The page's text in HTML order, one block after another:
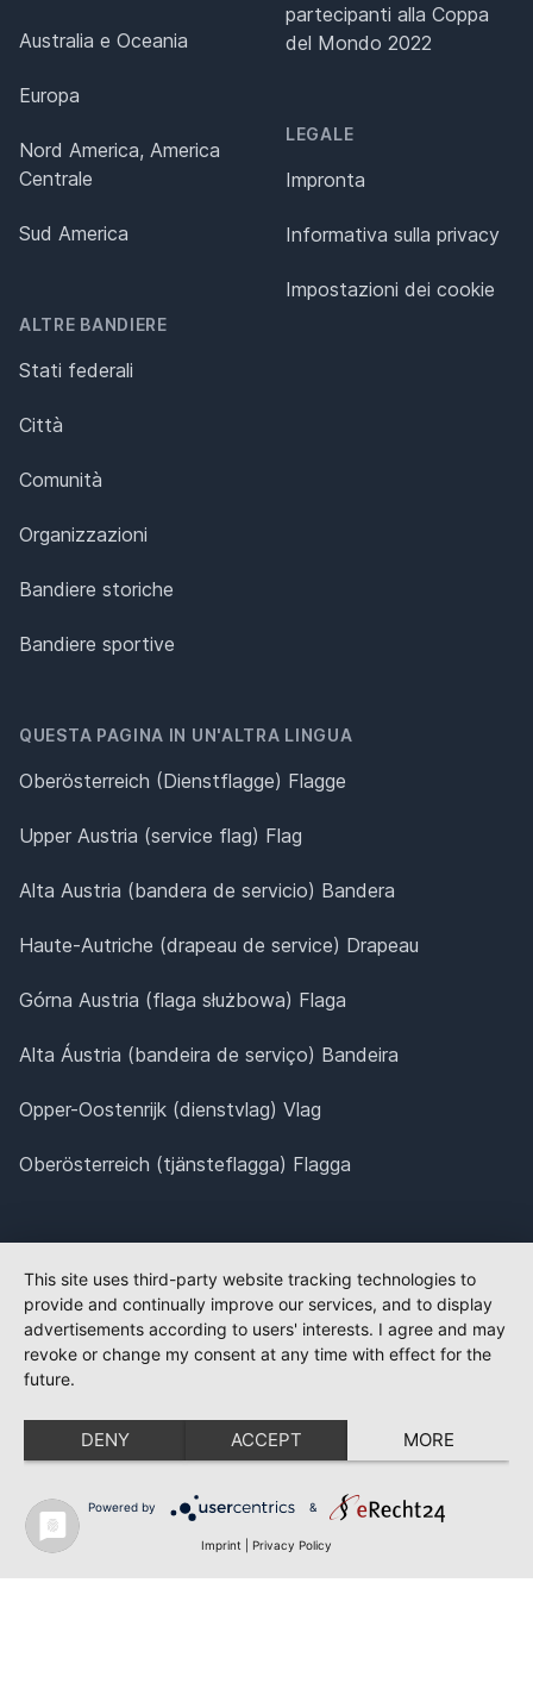
Australia e Oceania
Europa
Nord America, America
Centrale
Sud America
ALTRE BANDIERE
Stati federali
Città
Comunità
Organizzazioni
Bandiere storiche
Bandiere sportive
partecipanti alla Coppa
del Mondo 2022
LEGALE
Impronta
Informativa sulla privacy
Impostazioni dei cookie
QUESTA PAGINA IN UN'ALTRA LINGUA
Oberösterreich (Dienstflagge) Flagge
Upper Austria (service flag) Flag
Alta Austria (bandera de servicio) Bandera
Haute-Autriche (drapeau de service) Drapeau
Górna Austria (flaga służbowa) Flaga
Alta Áustria (bandeira de serviço) Bandeira
Opper-Oostenrijk (dienstvlag) Vlag
Oberösterreich (tjänsteflagga) Flagga
This site uses third-party website tracking technologies to
provide and continually improve our services, and to display
advertisements according to users' interests. I agree and may
revoke or change my consent at any time with effect for the
future.
DENY ACCEPT MORE
Powered by &
Imprint Privacy Policy